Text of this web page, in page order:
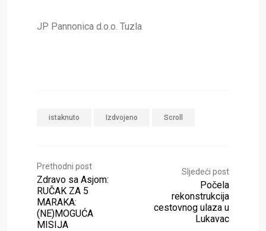
JP Pannonica d.o.o. Tuzla
istaknuto Izdvojeno Scroll
Prethodni post
Zdravo sa Asjom:
RUČAK ZA 5
MARAKA:
(NE)MOGUĆA
MISIJA
Sljedeći post
Počela
rekonstrukcija
cestovnog ulaza u
Lukavac